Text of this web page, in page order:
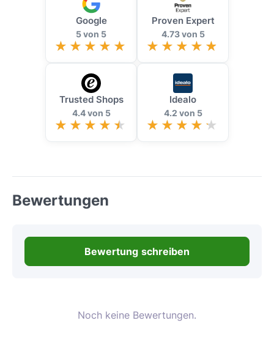
Google
5 von 5
Proven Expert
4.73 von 5
Trusted Shops
4.4 von 5
Idealo
4.2 von 5
Bewertungen
Bewertung schreiben
Noch keine Bewertungen.